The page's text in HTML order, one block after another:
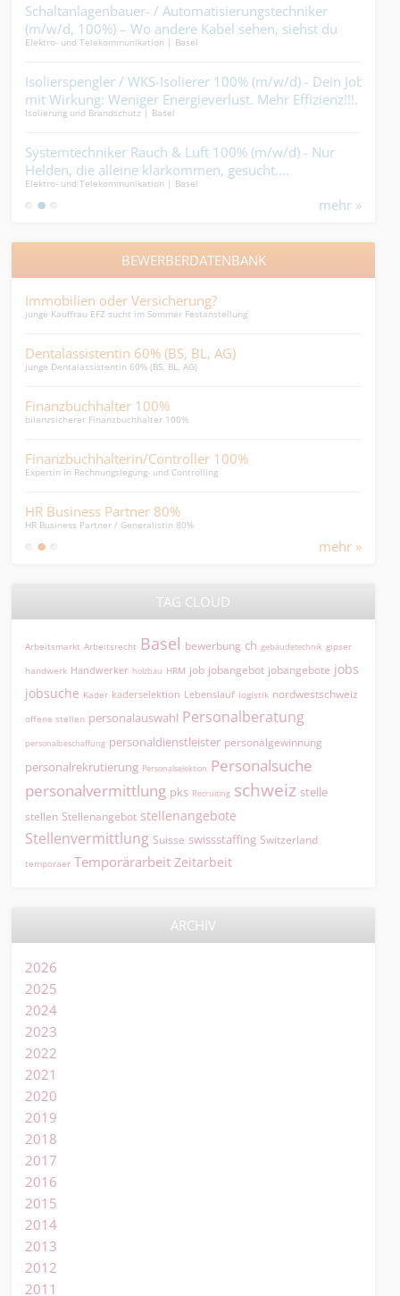
Schaltanlagenbauer- / Automatisierungstechniker
(m/w/d, 100%) – Wo andere Kabel sehen, siehst du
Magie....
Elektro- und Telekommunikation | Basel
Isolierspengler / WKS-Isolierer 100% (m/w/d) - Dein Job
mit Wirkung: Weniger Energieverlust. Mehr Effizienz!!!.
Isolierung und Brandschutz | Basel
Systemtechniker Rauch & Luft 100% (m/w/d) - Nur
Helden, die alleine klarkommen, gesucht....
Elektro- und Telekommunikation | Basel
mehr »
BEWERBERDATENBANK
Immobilien oder Versicherung?
junge Kauffrau EFZ sucht im Sommer Festanstellung
Dentalassistentin 60% (BS, BL, AG)
junge Dentalassistentin 60% (BS, BL, AG)
Finanzbuchhalter 100%
bilanzsicherer Finanzbuchhalter 100%
Finanzbuchhalterin/Controller 100%
Expertin in Rechnungslegung- und Controlling
HR Business Partner 80%
HR Business Partner / Generalistin 80%
mehr »
TAG CLOUD
Arbeitsmarkt Arbeitsrecht Basel bewerbung ch gebäudetechnik gipser
handwerk Handwerker holzbau HRM job jobangebot jobangebote jobs
jobsuche Kader kaderselektion Lebenslauf logistik nordwestschweiz
offene stellen personalauswahl Personalberatung
personalbeschaffung personaldienstleister personalgewinnung
personalrekrutierung Personalselektion Personalsuche
personalvermittlung pks Recruiting schweiz stelle
stellen Stellenangebot stellenangebote
Stellenvermittlung Suisse swissstaffing Switzerland
temporaer Temporärarbeit Zeitarbeit
ARCHIV
2026
2025
2024
2023
2022
2021
2020
2019
2018
2017
2016
2015
2014
2013
2012
2011